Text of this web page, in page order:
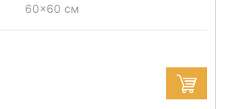
60x60 см